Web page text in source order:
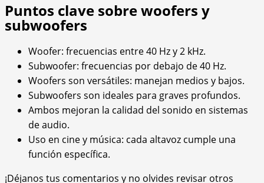
Puntos clave sobre woofers y
subwoofers
Woofer: frecuencias entre 40 Hz y 2 kHz.
Subwoofer: frecuencias por debajo de 40 Hz.
Woofers son versátiles: manejan medios y bajos.
Subwoofers son ideales para graves profundos.
Ambos mejoran la calidad del sonido en sistemas
de audio.
Uso en cine y música: cada altavoz cumple una
función específica.
¡Déjanos tus comentarios y no olvides revisar otros